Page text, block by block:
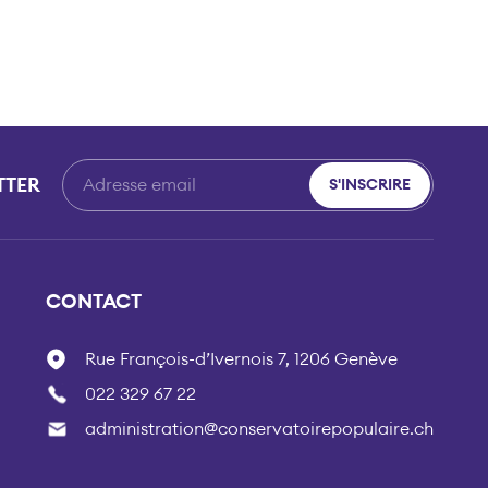
S'INSCRIRE
CONTACT
Rue François-d’Ivernois 7, 1206 Genève
022 329 67 22
administration@conservatoirepopulaire.ch